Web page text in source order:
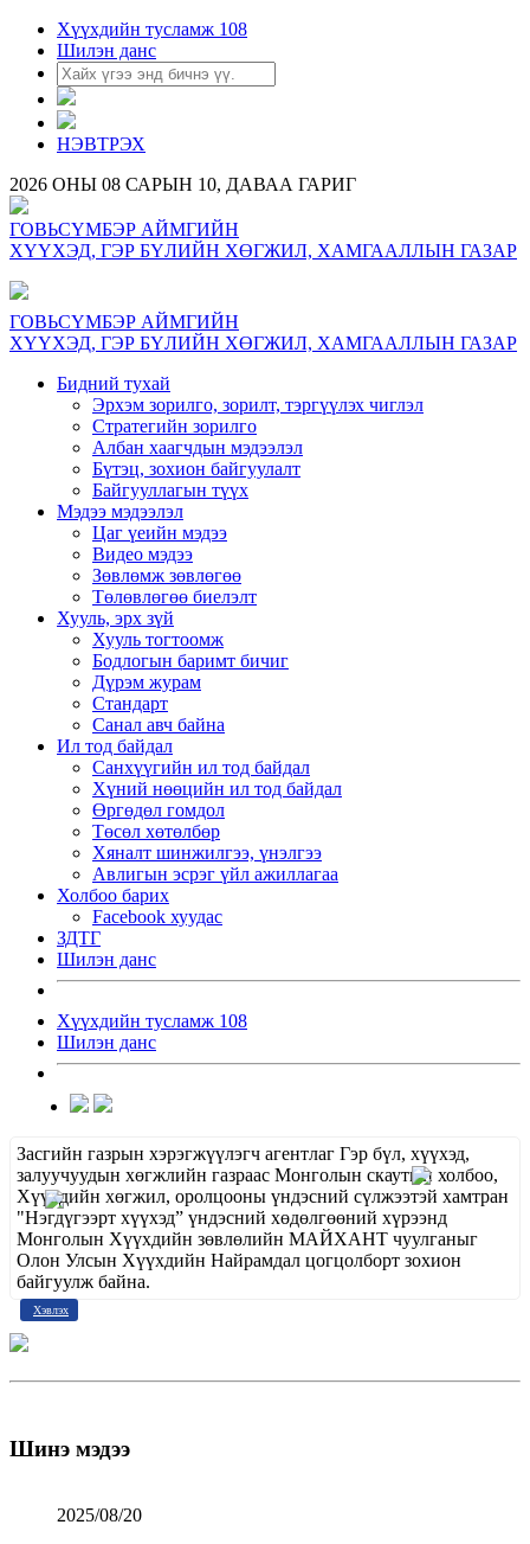
Хүүхдийн тусламж 108
Шилэн данс
НЭВТРЭХ
2026 ОНЫ 08 САРЫН 10, ДАВАА ГАРИГ
ГОВЬСҮМБЭР АЙМГИЙН
ХҮҮХЭД, ГЭР БҮЛИЙН ХӨГЖИЛ, ХАМГААЛЛЫН ГАЗАР
ГОВЬСҮМБЭР АЙМГИЙН
ХҮҮХЭД, ГЭР БҮЛИЙН ХӨГЖИЛ, ХАМГААЛЛЫН ГАЗАР
Бидний тухай
Эрхэм зорилго, зорилт, тэргүүлэх чиглэл
Стратегийн зорилго
Албан хаагчдын мэдээлэл
Бүтэц, зохион байгуулалт
Байгууллагын түүх
Мэдээ мэдээлэл
Цаг үеийн мэдээ
Видео мэдээ
Зөвлөмж зөвлөгөө
Төлөвлөгөө биелэлт
Хууль, эрх зүй
Хууль тогтоомж
Бодлогын баримт бичиг
Дүрэм журам
Стандарт
Санал авч байна
Ил тод байдал
Санхүүгийн ил тод байдал
Хүний нөөцийн ил тод байдал
Өргөдөл гомдол
Төсөл хөтөлбөр
Хяналт шинжилгээ, үнэлгээ
Авлигын эсрэг үйл ажиллагаа
Холбоо барих
Facebook хуудас
ЗДТГ
Шилэн данс
Хүүхдийн тусламж 108
Шилэн данс
Засгийн газрын хэрэгжүүлэгч агентлаг Гэр бүл, хүүхэд,
залуучуудын хөгжлийн газраас Монголын скаутын холбоо,
Хүүхдийн хөгжил, оролцооны үндэсний сүлжээтэй хамтран
"Нэгдүгээрт хүүхэд” үндэсний хөдөлгөөний хүрээнд
Монголын Хүүхдийн зөвлөлийн МАЙХАНТ чуулганыг
Олон Улсын Хүүхдийн Найрамдал цогцолборт зохион
байгуулж байна.
Хэвлэх
Шинэ мэдээ
2025/08/20